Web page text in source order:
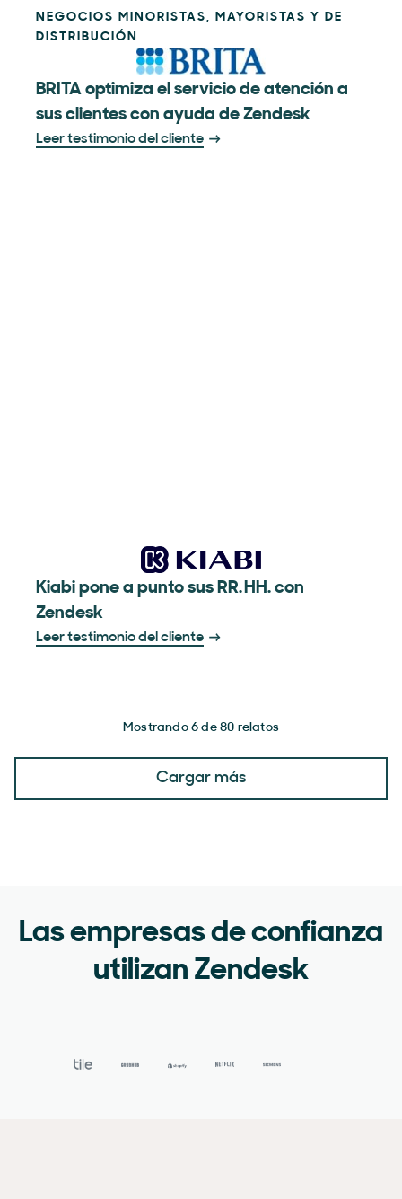
NEGOCIOS MINORISTAS, MAYORISTAS Y DE
DISTRIBUCIÓN
BRITA optimiza el servicio de atención a
sus clientes con ayuda de Zendesk
Leer testimonio del cliente
Kiabi pone a punto sus RR. HH. con
Zendesk
Leer testimonio del cliente
Mostrando 6 de 80 relatos
Cargar más
Las empresas de confianza
utilizan Zendesk